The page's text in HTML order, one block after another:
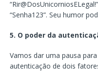
“Senha123”. Seu humor
5. O poder da
Vamos dar uma pausa
autenticação de dois